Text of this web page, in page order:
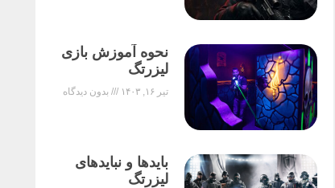
نحوه آموزش بازی
لیزرتگ
تیر ۱۶, ۱۴۰۳ بدون دیدگاه
بایدها و نبایدهای
لیزرتگ